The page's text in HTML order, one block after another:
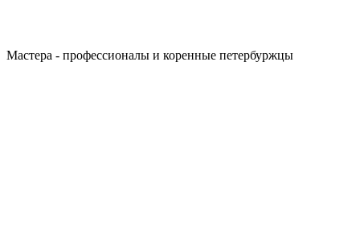
Мастера - профессионалы и коренные петербуржцы